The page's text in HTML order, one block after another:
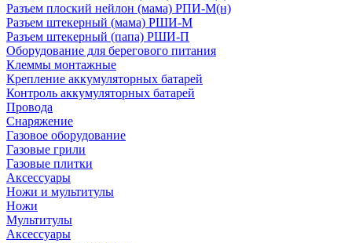
Разъем плоский нейлон (мама) РПИ-М(н)
Разъем штекерный (мама) РШИ-М
Разъем штекерный (папа) РШИ-П
Оборудование для берегового питания
Клеммы монтажные
Крепление аккумуляторных батарей
Контроль аккумуляторных батарей
Провода
Снаряжение
Газовое оборудование
Газовые грили
Газовые плитки
Аксессуары
Ножи и мультитулы
Ножи
Мультитулы
Аксессуары